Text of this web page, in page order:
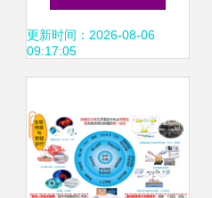
增长新引擎
更新时间：2026-08-06
09:17:05